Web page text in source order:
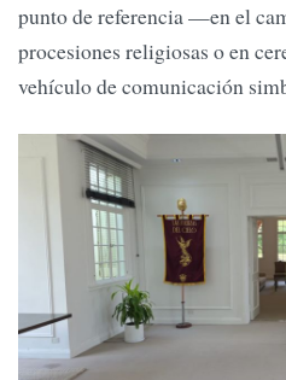
punto de referencia —en el
procesiones religiosas o en
vehículo de comunicación